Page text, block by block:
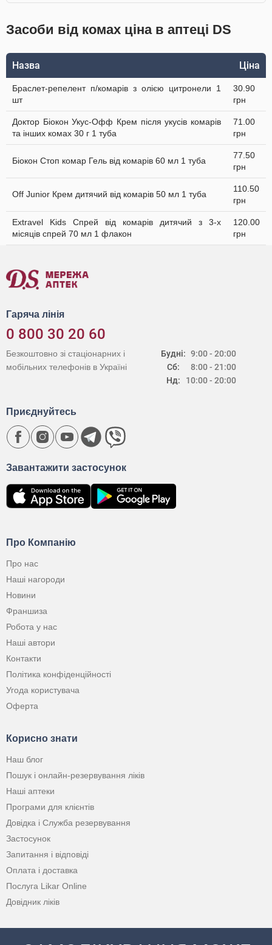
Засоби від комах ціна в аптеці DS
Назва Ціна
Браслет-репелент п/комарів з олією цитронели 1
шт
30.90
грн
Доктор Біокон Укус-Офф Крем після укусів комарів
та інших комах 30 г 1 туба
71.00
грн
Біокон Стоп комар Гель від комарів 60 мл 1 туба
77.50
грн
Off Junior Крем дитячий від комарів 50 мл 1 туба
110.50
грн
Extravel Kids Спрей від комарів дитячий з 3-х
місяців спрей 70 мл 1 флакон
120.00
грн
Гаряча лінія
0 800 30 20 60
Будні:
Сб:
Нд:
9:00 - 20:00
8:00 - 21:00
10:00 - 20:00
Безкоштовно зі стаціонарних і
мобільних телефонів в Україні
Про Компанію
Про нас
Наші нагороди
Новини
Франшиза
Робота у нас
Наші автори
Контакти
Політика конфіденційності
Угода користувача
Оферта
Корисно знати
Наш блог
Пошук і онлайн-резервування ліків
Наші аптеки
Програми для клієнтів
Довідка і Служба резервування
Застосунок
Запитання і відповіді
Оплата і доставка
Послуга Likar Online
Довідник ліків
Завантажити застосунок
Приєднуйтесь